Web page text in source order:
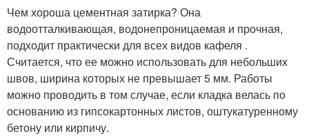
Чем хороша цементная затирка? Она
водоотталкивающая, водонепроницаемая и прочная,
подходит практически для всех видов кафеля .
Считается, что ее можно использовать для небольших
швов, ширина которых не превышает 5 мм. Работы
можно проводить в том случае, если кладка велась по
основанию из гипсокартонных листов, оштукатуренному
бетону или кирпичу.